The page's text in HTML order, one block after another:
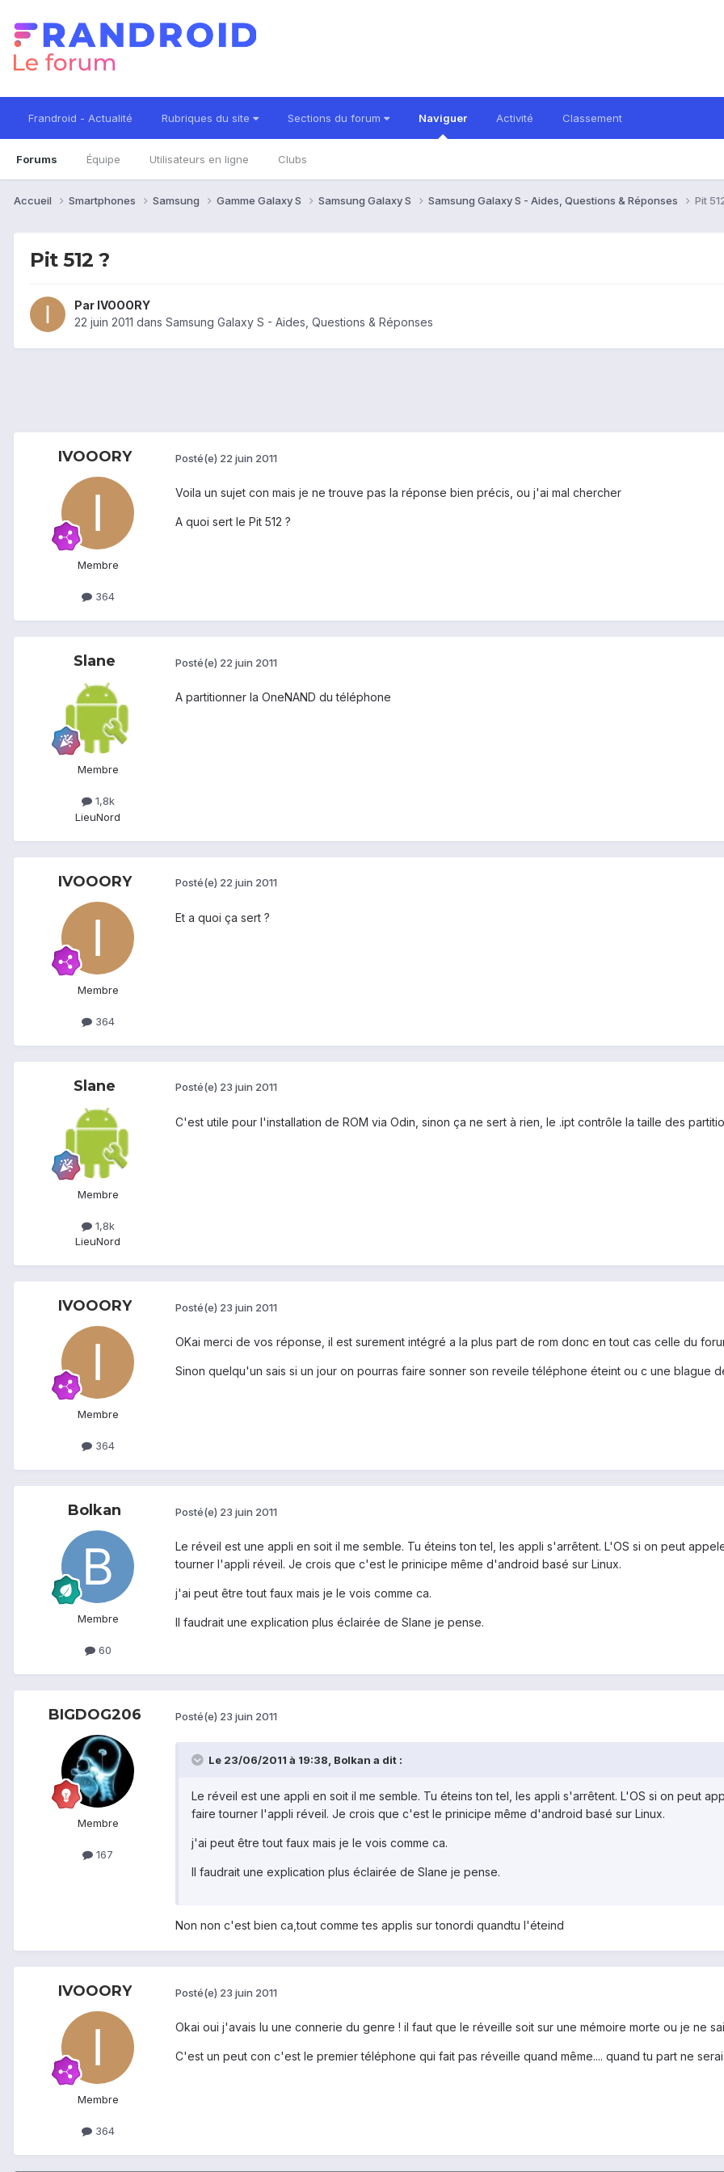
Frandroid - Actualité Rubriques du site Sections du forum Naviguer
Forums Équipe Utilisateurs en ligne Clubs
Activité Classement
Accueil Smartphones Samsung Gamme Galaxy S Samsung Galaxy S Samsung Galaxy S - Aides, Questions & Réponses Pit
Pit 512 ?
Par IVOOORY
22 juin 2011 dans Samsung Galaxy S - Aides, Questions & Réponses
IVOOORY
Membre
364
Posté(e) 22 juin 2011
Voila un sujet con mais je ne trouve pas la réponse bien précis, ou j'ai mal chercher
A quoi sert le Pit 512 ?
Slane
Membre
1,8k
LieuNord
Posté(e) 22 juin 2011
A partitionner la OneNAND du téléphone
IVOOORY
Membre
364
Posté(e) 22 juin 2011
Et a quoi ça sert ?
Slane
Membre
1,8k
LieuNord
Posté(e) 23 juin 2011
C'est utile pour l'installation de ROM via Odin, sinon ça ne sert à rien, le .ipt contrôle la taille des
IVOOORY
Membre
364
Posté(e) 23 juin 2011
OKai merci de vos réponse, il est surement intégré a la plus part de rom donc en tout cas celle du
Sinon quelqu'un sais si un jour on pourras faire sonner son reveile téléphone éteint ou c une blague
Bolkan
Membre
60
Posté(e) 23 juin 2011
Le réveil est une appli en soit il me semble. Tu éteins ton tel, les appli s'arrêtent. L'OS si on peut
tourner l'appli réveil. Je crois que c'est le prinicipe même d'android basé sur Linux.
j'ai peut être tout faux mais je le vois comme ca.
Il faudrait une explication plus éclairée de Slane je pense.
BIGDOG206
Membre
167
Posté(e) 23 juin 2011
Le 23/06/2011 à 19:38, Bolkan a dit :
Le réveil est une appli en soit il me semble. Tu éteins ton tel, les appli s'arrêtent. L'OS si on peut
faire tourner l'appli réveil. Je crois que c'est le prinicipe même d'android basé sur Linux.
j'ai peut être tout faux mais je le vois comme ca.
Il faudrait une explication plus éclairée de Slane je pense.
Non non c'est bien ca,tout comme tes applis sur tonordi quandtu l'éteind
IVOOORY
Membre
364
Posté(e) 23 juin 2011
Okai oui j'avais lu une connerie du genre ! il faut que le réveille soit sur une mémoire morte ou je ne sais
C'est un peut con c'est le premier téléphone qui fait pas réveille quand même.... quand tu part ne